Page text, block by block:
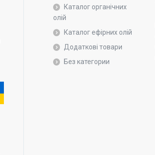
Каталог органічних
олій
Каталог ефірних олій
Додаткові товари
Без категории